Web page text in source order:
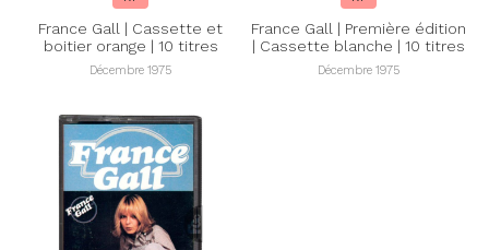
France Gall | Cassette et
boitier orange | 10 titres
Décembre 1975
France Gall | Première édition
| Cassette blanche | 10 titres
Décembre 1975